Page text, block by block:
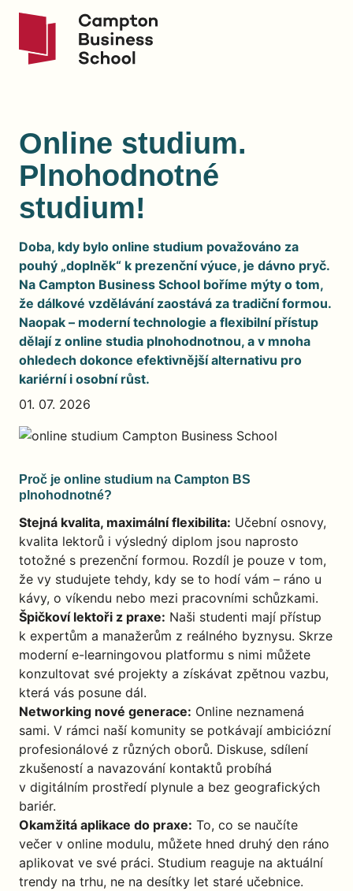
Online studium.
Plnohodnotné
studium!
Doba, kdy bylo online studium považováno za
pouhý „doplněk“ k prezenční výuce, je dávno pryč.
Na Campton Business School boříme mýty o tom,
že dálkové vzdělávání zaostává za tradiční formou.
Naopak – moderní technologie a flexibilní přístup
dělají z online studia plnohodnotnou, a v mnoha
ohledech dokonce efektivnější alternativu pro
kariérní i osobní růst.
01. 07. 2026
Proč je online studium na Campton BS
plnohodnotné?
Stejná kvalita, maximální flexibilita: Učební osnovy,
kvalita lektorů i výsledný diplom jsou naprosto
totožné s prezenční formou. Rozdíl je pouze v tom,
že vy studujete tehdy, kdy se to hodí vám – ráno u
kávy, o víkendu nebo mezi pracovními schůzkami.
Špičkoví lektoři z praxe: Naši studenti mají přístup
k expertům a manažerům z reálného byznysu. Skrze
moderní e-learningovou platformu s nimi můžete
konzultovat své projekty a získávat zpětnou vazbu,
která vás posune dál.
Networking nové generace: Online neznamená
sami. V rámci naší komunity se potkávají ambiciózní
profesionálové z různých oborů. Diskuse, sdílení
zkušeností a navazování kontaktů probíhá
v digitálním prostředí plynule a bez geografických
bariér.
Okamžitá aplikace do praxe: To, co se naučíte
večer v online modulu, můžete hned druhý den ráno
aplikovat ve své práci. Studium reaguje na aktuální
trendy na trhu, ne na desítky let staré učebnice.